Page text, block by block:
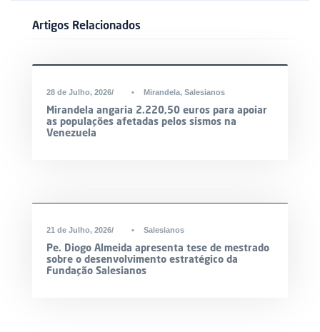
Artigos Relacionados
DESTAQUE
28 de Julho, 2026 • Mirandela, Salesianos
Mirandela angaria 2.220,50 euros para apoiar
as populações afetadas pelos sismos na
Venezuela
21 de Julho, 2026 • Salesianos
Pe. Diogo Almeida apresenta tese de mestrado
sobre o desenvolvimento estratégico da
Fundação Salesianos